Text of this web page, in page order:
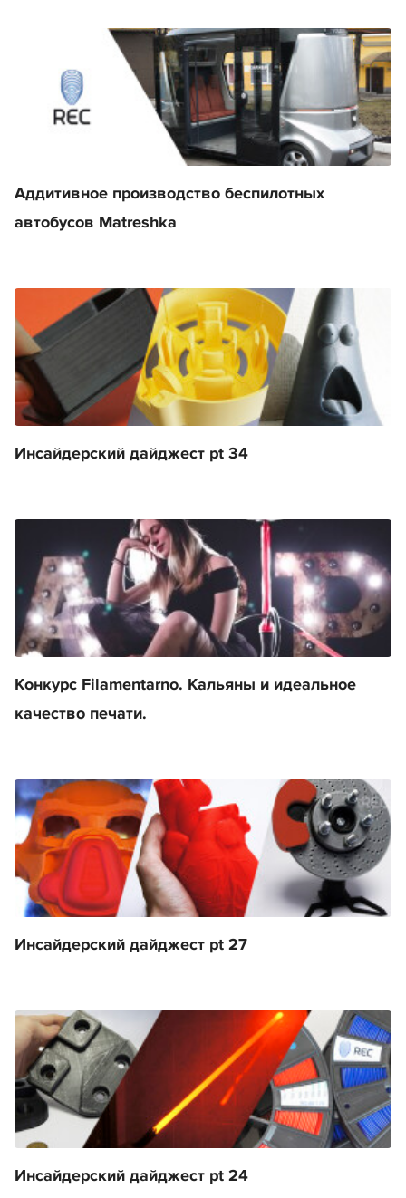
Аддитивное производство беспилотных
автобусов Matreshka
Инсайдерский дайджест pt 34
Конкурс Filamentarno. Кальяны и идеальное
качество печати.
Инсайдерский дайджест pt 27
Инсайдерский дайджест pt 24